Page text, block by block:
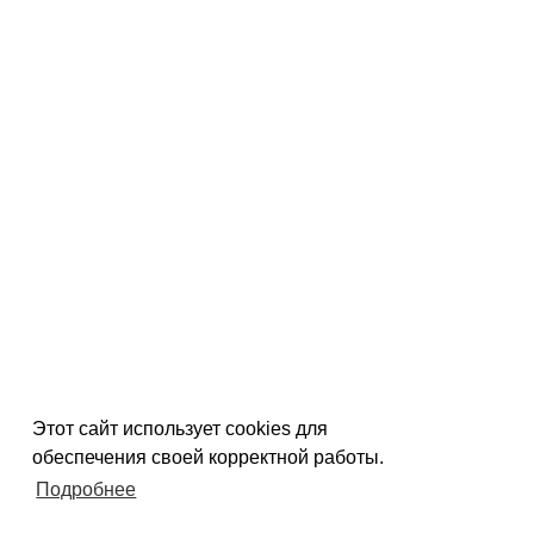
Этот сайт использует cookies для
обеспечения своей корректной работы.
Подробнее